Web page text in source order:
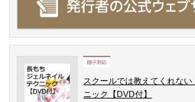
スクールでは教えてくれな
ニック【DVD付】